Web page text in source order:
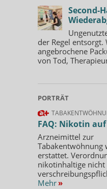
Second-
der Regel
angebrochene
von Tod,
PORTRÄT
FAQ: Nikotin auf
Arzneimittel zur
Tabakentwöhnung
erstattet.
nikotinhaltige nicht
Mehr »